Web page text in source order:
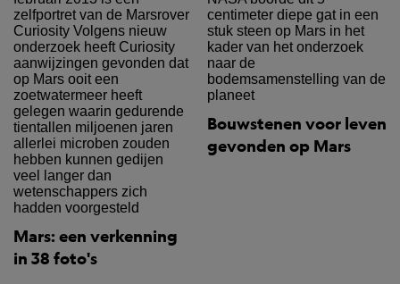
Mars: een verkenning
in 38 foto's
Bouwstenen voor leven
gevonden op Mars